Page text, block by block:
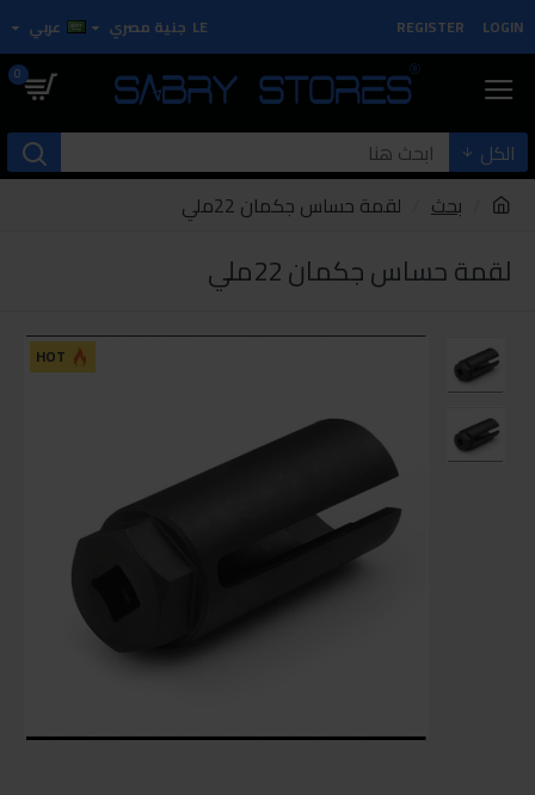
LOGIN
REGISTER
LE جنية مصري عربي
0
الكل
بحث
لقمة حساس جكمان 22ملي
لقمة حساس جكمان 22ملي
HOT